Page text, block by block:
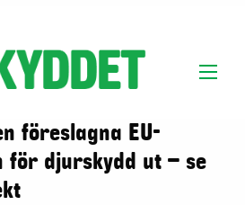
föreslagna EU-
för djurskydd ut – se